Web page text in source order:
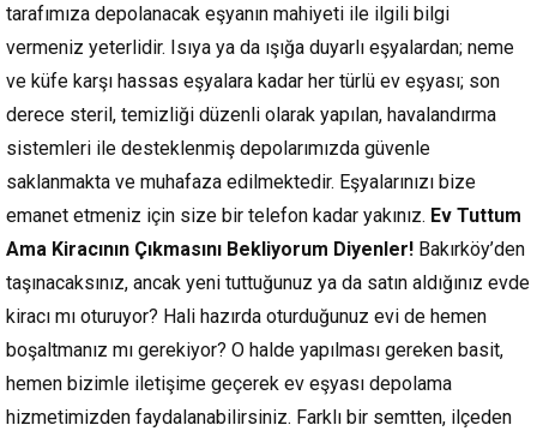
tarafımıza depolanacak eşyanın mahiyeti ile ilgili bilgi
vermeniz yeterlidir. Isıya ya da ışığa duyarlı eşyalardan; neme
ve küfe karşı hassas eşyalara kadar her türlü ev eşyası; son
derece steril, temizliği düzenli olarak yapılan, havalandırma
sistemleri ile desteklenmiş depolarımızda güvenle
saklanmakta ve muhafaza edilmektedir. Eşyalarınızı bize
emanet etmeniz için size bir telefon kadar yakınız. Ev Tuttum
Ama Kiracının Çıkmasını Bekliyorum Diyenler! Bakırköy’den
taşınacaksınız, ancak yeni tuttuğunuz ya da satın aldığınız evde
kiracı mı oturuyor? Hali hazırda oturduğunuz evi de hemen
boşaltmanız mı gerekiyor? O halde yapılması gereken basit,
hemen bizimle iletişime geçerek ev eşyası depolama
hizmetimizden faydalanabilirsiniz. Farklı bir semtten, ilçeden